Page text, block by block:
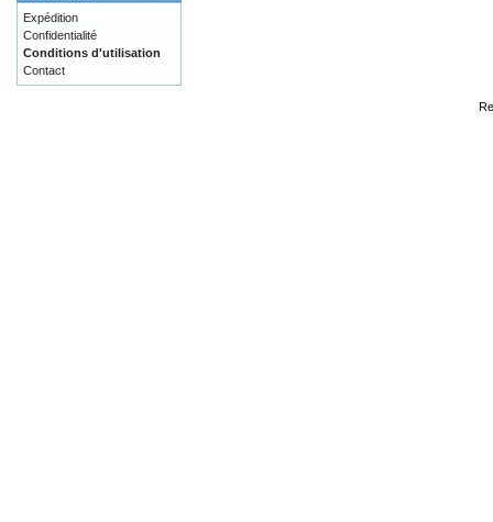
Expédition
Confidentialité
Conditions d'utilisation
Contact